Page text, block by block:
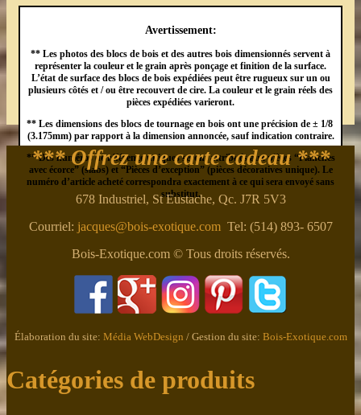
Avertissement:
** Les photos des blocs de bois et des autres bois dimensionnés servent à
représenter la couleur et le grain après ponçage et finition de la surface.
L’état de surface des blocs de bois expédiées peut être rugueux sur un ou
plusieurs côtés et / ou être recouvert de cire. La couleur et le grain réels des
pièces expédiées varieront.
** Les dimensions des blocs de tournage en bois ont une précision de ± 1/8
(3.175mm) par rapport à la dimension annoncée, sauf indication contraire.
** Des numéros de référence uniques seront attribués aux pièces “Planches
avec écorce” (slabs) et “Pièces d’exception” (pièces décoratives unique). Le
numéro d’article acheté correspondra exactement à ce qui sera envoyé sans
substitut.
*** Offrez une carte cadeau ***
678 Industriel, St Eustache, Qc. J7R 5V3
Courriel: jacques@bois-exotique.comTel: (514) 893- 6507
Bois-Exotique.com © Tous droits réservés.
Élaboration du site: Média WebDesign / Gestion du site: Bois-Exotique.com
Catégories de produits